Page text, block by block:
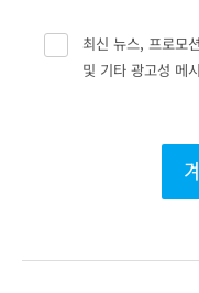
최신 뉴스, 프로모
및 기타 광고성 메